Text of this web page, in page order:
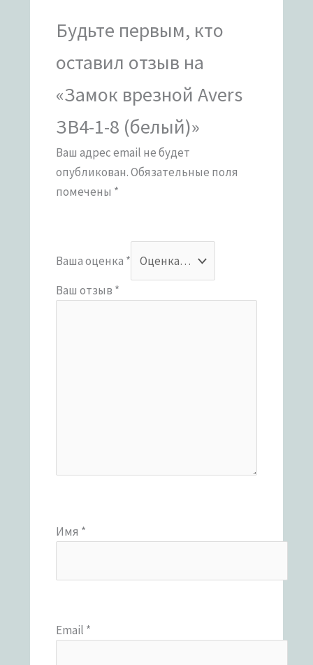
Будьте первым, кто
оставил отзыв на
«Замок врезной Avers
ЗВ4-1-8 (белый)»
Ваш адрес email не будет
опубликован.Обязательные поля
помечены *
Ваша оценка *
Ваш отзыв *
Имя *
Email *